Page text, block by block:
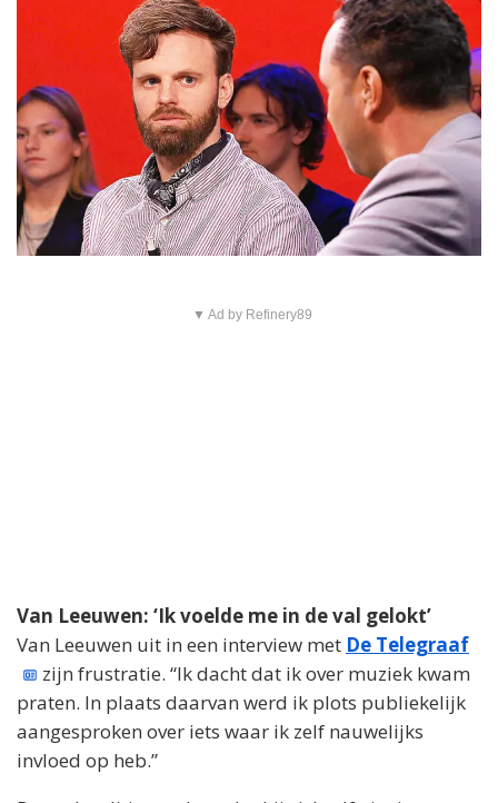
▼ Ad by Refinery89
Van Leeuwen: ‘Ik voelde me in de val gelokt’
Van Leeuwen uit in een interview met De Telegraaf
zijn frustratie. “Ik dacht dat ik over muziek kwam
praten. In plaats daarvan werd ik plots publiekelijk
aangesproken over iets waar ik zelf nauwelijks
invloed op heb.”